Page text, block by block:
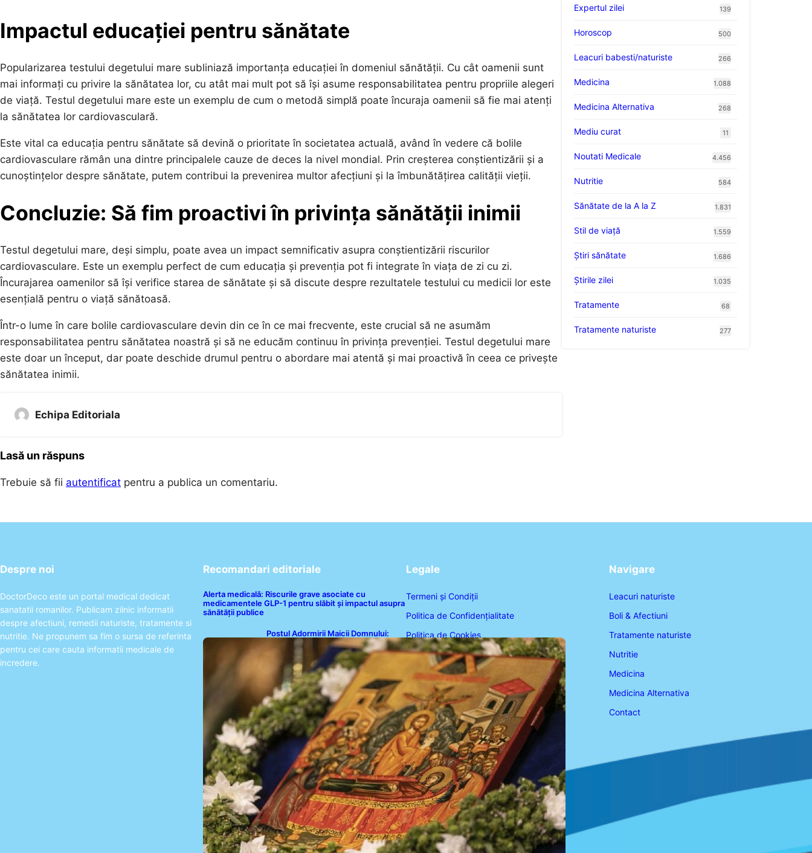
Impactul educației pentru sănătate
Popularizarea testului degetului mare subliniază importanța educației în domeniul sănătății. Cu cât oamenii sunt
mai informați cu privire la sănătatea lor, cu atât mai mult pot să își asume responsabilitatea pentru propriile alegeri
de viață. Testul degetului mare este un exemplu de cum o metodă simplă poate încuraja oamenii să fie mai atenți
la sănătatea lor cardiovasculară.
Este vital ca educația pentru sănătate să devină o prioritate în societatea actuală, având în vedere că bolile
cardiovasculare rămân una dintre principalele cauze de deces la nivel mondial. Prin creșterea conștientizării și a
cunoștințelor despre sănătate, putem contribui la prevenirea multor afecțiuni și la îmbunătățirea calității vieții.
Concluzie: Să fim proactivi în privința sănătății inimii
Testul degetului mare, deși simplu, poate avea un impact semnificativ asupra conștientizării riscurilor
cardiovasculare. Este un exemplu perfect de cum educația și prevenția pot fi integrate în viața de zi cu zi.
Încurajarea oamenilor să își verifice starea de sănătate și să discute despre rezultatele testului cu medicii lor este
esențială pentru o viață sănătoasă.
Într-o lume în care bolile cardiovasculare devin din ce în ce mai frecvente, este crucial să ne asumăm
responsabilitatea pentru sănătatea noastră și să ne educăm continuu în privința prevenției. Testul degetului mare
este doar un început, dar poate deschide drumul pentru o abordare mai atentă și mai proactivă în ceea ce privește
sănătatea inimii.
Echipa Editoriala
Lasă un răspuns
Trebuie să fii autentificat pentru a publica un comentariu.
Expertul zilei 139
Horoscop 500
Leacuri babesti/naturiste 266
Medicina 1.088
Medicina Alternativa 268
Mediu curat 11
Noutati Medicale 4.456
Nutritie 584
Sănătate de la A la Z 1.831
Stil de viaţă 1.559
Ştiri sănătate 1.686
Știrile zilei 1.035
Tratamente 68
Tratamente naturiste 277
Despre noi
DoctorDeco este un portal medical dedicat
sanatatii romanilor. Publicam zilnic informatii
despre afectiuni, remedii naturiste, tratamente si
nutritie. Ne propunem sa fim o sursa de referinta
pentru cei care cauta informatii medicale de
incredere.
Recomandari editoriale
Alerta medicală: Riscurile grave asociate cu
medicamentele GLP-1 pentru slăbit și impactul asupra
sănătății publice
Postul Adormirii Maicii Domnului:
Tradiții, Superstiții și Implicații
Spiritualitate în 2026
Legale
Termeni și Condiții
Politica de Confidențialitate
Politica de Cookies
Disclaimer
Contact
Navigare
Leacuri naturiste
Boli & Afectiuni
Tratamente naturiste
Nutritie
Medicina
Medicina Alternativa
Contact